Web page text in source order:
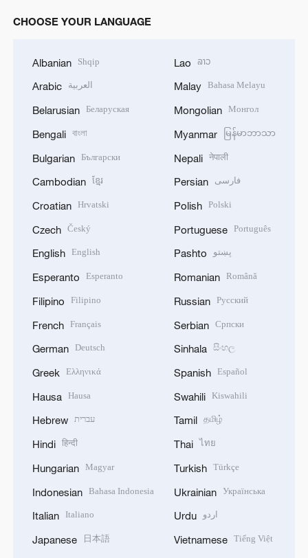
CHOOSE YOUR LANGUAGE
Albanian Shqip
Arabic العربية
Belarusian Беларуская
Bengali বাংলা
Bulgarian Български
Cambodian ខ្មែរ
Croatian Hrvatski
Czech Český
English English
Esperanto Esperanto
Filipino Filipino
French Français
German Deutsch
Greek Ελληνικά
Hausa Hausa
Hebrew עברית
Hindi हिन्दी
Hungarian Magyar
Indonesian Bahasa Indonesia
Italian Italiano
Japanese 日本語
Lao ລາວ
Malay Bahasa Melayu
Mongolian Монгол
Myanmar မြန်မာဘာသာ
Nepali नेपाली
Persian فارسی
Polish Polski
Portuguese Português
Pashto پښتو
Romanian Română
Russian Русский
Serbian Српски
Sinhala සිංහල
Spanish Español
Swahili Kiswahili
Tamil தமிழ்
Thai ไทย
Turkish Türkçe
Ukrainian Українська
Urdu اردو
Vietnamese Tiếng Việt